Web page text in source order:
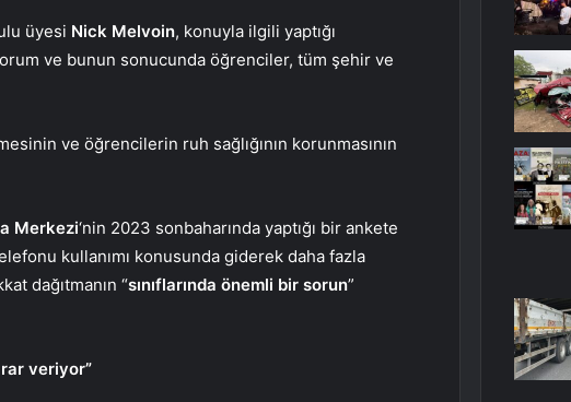
üyesi Nick Melvoin, konuyla ilgili yaptığı
ve bunun sonucunda öğrenciler, tüm şehir ve
ve öğrencilerin ruh sağlığının korunmasının
Merkezi‘nin 2023 sonbaharında yaptığı bir ankete
kullanımı konusunda giderek daha fazla
dağıtmanın “sınıflarında önemli bir sorun”
veriyor”